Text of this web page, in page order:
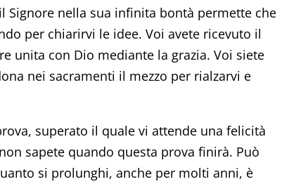
Signore nella sua infinita bontà permette che
per chiarirvi le idee. Voi avete ricevuto il
unita con Dio mediante la grazia. Voi siete
nei sacramenti il mezzo per rialzarvi e
superato il quale vi attende una felicità
sapete quando questa prova finirà. Può
si prolunghi, anche per molti anni, è